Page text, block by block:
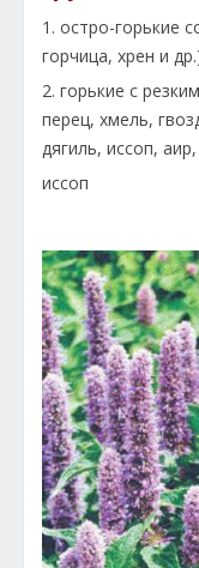
1. остро-горькие
горчица, хрен и
2. горькие с
перец, хмель,
дягиль, иссоп,
иссоп